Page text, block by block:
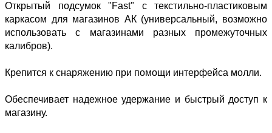
Открытый подсумок "Fast" с текстильно-пластиковым
каркасом для магазинов АК (универсальный, возможно
использовать с магазинами разных промежуточных
калибров).
Крепится к снаряжению при помощи интерфейса молли.
Обеспечивает надежное удержание и быстрый доступ к
магазину.